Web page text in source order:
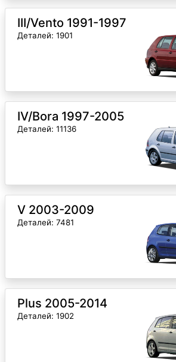
III/Vento 1991-1997
Деталей: 1901
IV/Bora 1997-2005
Деталей: 11136
V 2003-2009
Деталей: 7481
Plus 2005-2014
Деталей: 1902